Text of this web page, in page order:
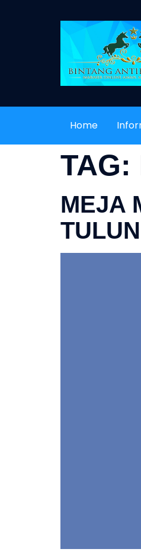
Home
TAG:
MEJA